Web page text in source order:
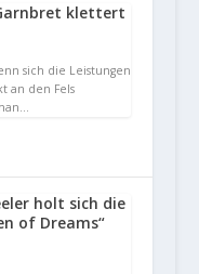
klettert
sich die Leistungen
an den Fels
holt sich die
of Dreams“